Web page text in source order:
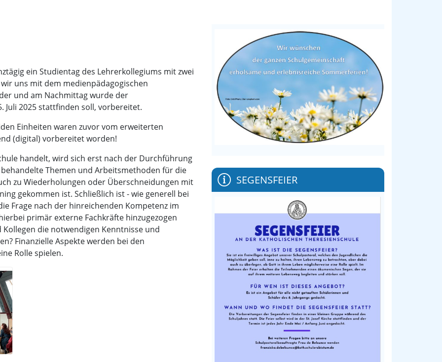
ein Studientag des Lehrerkollegiums mit zwei
uns mit dem medienpädagogischen
und am Nachmittag wurde der
Juli 2025 stattfinden soll, vorbereitet.
Einheiten waren zuvor vom erweiterten
(digital) vorbereitet worden!
handelt, wird sich erst nach der Durchführung
Themen und Arbeitsmethoden für die
zu Wiederholungen oder Überschneidungen mit
gekommen ist. Schließlich ist - wie generell bei
Frage nach der hinreichenden Kompetenz im
primär externe Fachkräfte hinzugezogen
die notwendigen Kenntnisse und
Finanzielle Aspekte werden bei den
Rolle spielen.
SEGENSFEIER